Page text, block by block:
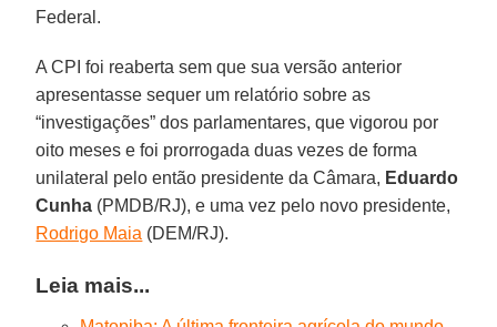
Federal.
A CPI foi reaberta sem que sua versão anterior
apresentasse sequer um relatório sobre as
“investigações” dos parlamentares, que vigorou por
oito meses e foi prorrogada duas vezes de forma
unilateral pelo então presidente da Câmara, Eduardo
Cunha (PMDB/RJ), e uma vez pelo novo presidente,
Rodrigo Maia (DEM/RJ).
Leia mais...